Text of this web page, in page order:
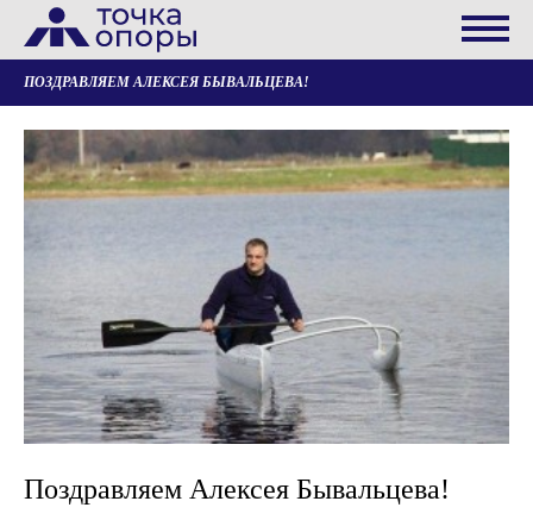
ПОЗДРАВЛЯЕМ АЛЕКСЕЯ БЫВАЛЬЦЕВА!
Поздравляем Алексея Бывальцева!